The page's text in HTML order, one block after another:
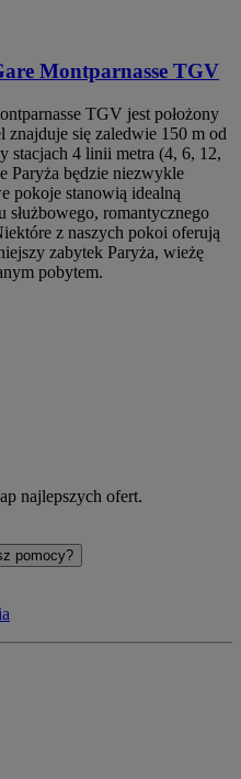
Montparnasse TGV
TGV jest położony
znajduje się zaledwie 150 m od
stacjach 4 linii metra (4, 6, 12,
Paryża będzie niezwykle
pokoje stanowią idealną
służbowego, romantycznego
z naszych pokoi oferują
zabytek Paryża, wieżę
pobytem.
najlepszych ofert.
pomocy?